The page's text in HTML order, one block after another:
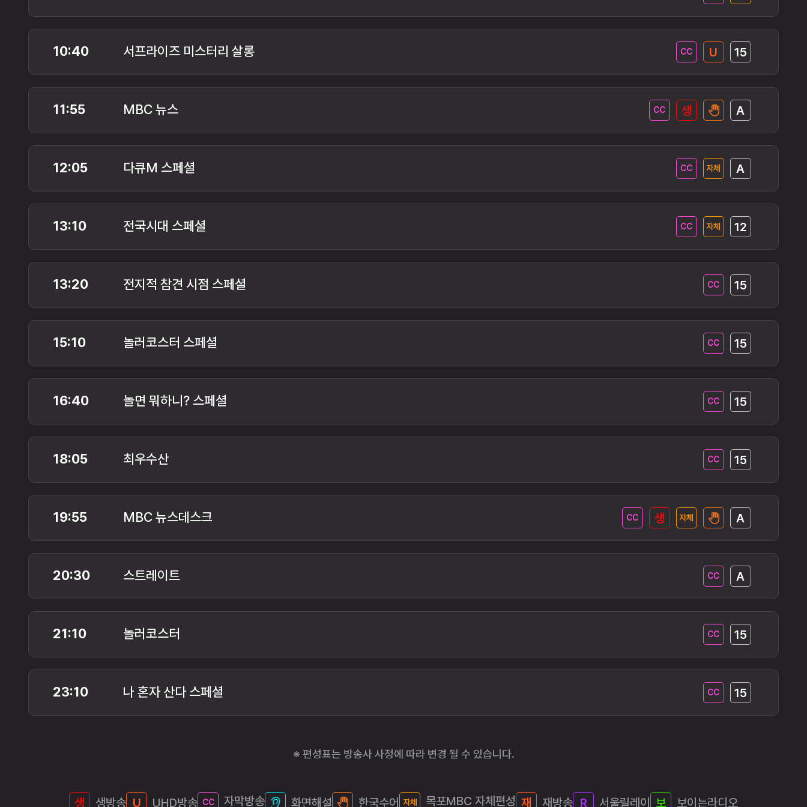
10:40 서프라이즈 미스터리 살롱
11:55 MBC 뉴스
12:05 다큐M 스페셜
13:10 전국시대 스페셜
13:20 전지적 참견 시점 스페셜
15:10 놀러코스터 스페셜
16:40 놀면 뭐하니? 스페셜
18:05 최우수산
19:55 MBC 뉴스데스크
20:30 스트레이트
21:10 놀러코스터
23:10 나 혼자 산다 스페셜
※ 편성표는 방송사 사정에 따라 변경 될 수 있습니다.
생방송 UHD방송 자막방송 화면해설 한국수어 목포MBC 자체편성 재방송 서울릴레이 보이는라디오